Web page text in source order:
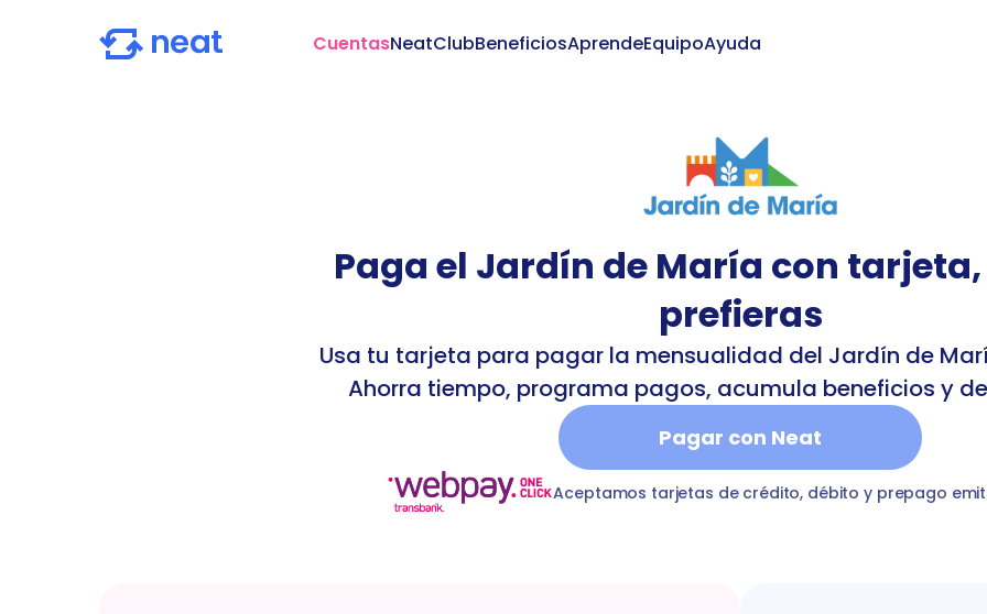
CuentasNeatClubBeneficiosAprendeEquipoAyuda
Paga el Jardín de María con
prefieras
Usa tu tarjeta para pagar la mensualidad del Jardín de
Ahorra tiempo, programa pagos, acumula beneficios y
Pagar con Neat
NT-CAT-00060 jardin-infantil-mariaTkindergartenJardín de María
Aceptamos tarjetas de crédito, débito y prepago